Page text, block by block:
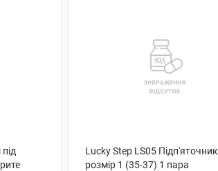
Lucky Step LS05 Підп'яточник
розмір 1 (35-37) 1 пара